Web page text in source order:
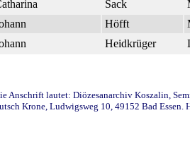
Sack
Höfft
Heidkrüger
lautet: Diözesanarchiv Koszalin,
Krone, Ludwigsweg 10, 49152 Bad